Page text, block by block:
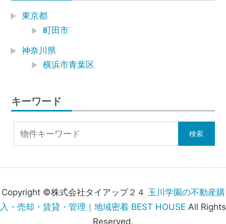
東京都
町田市
神奈川県
横浜市青葉区
キーワード
Copyright ©株式会社タイアップ２４ 玉川学園の不動産購
入・売却・賃貸・管理｜地域密着 BEST HOUSE All Rights
Reserved.